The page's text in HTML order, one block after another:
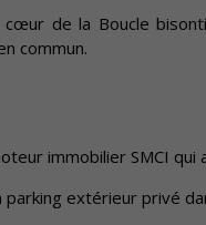
de la Boucle
commun.
immobilier SMCI
extérieur privé